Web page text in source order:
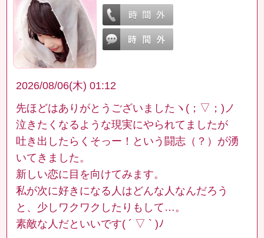
2026/08/06(木) 01:12
先ほどはありがとうございましたヽ(；▽；)ノ
泣きたくなるような現実にやられてましたが
吐き出したらくそっー！という闘志（？）が湧
いてきました。
新しい恋に目を向けてみます。
私が次に好きになる人はどんな人なんだろう
と、少しワクワクしたりもして…。
素敵な人だといいです( ´ ▽ ` )ﾉ